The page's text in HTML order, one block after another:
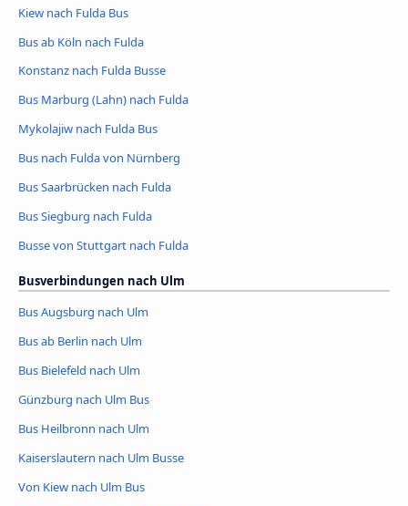
Kiew nach Fulda Bus
Bus ab Köln nach Fulda
Konstanz nach Fulda Busse
Bus Marburg (Lahn) nach Fulda
Mykolajiw nach Fulda Bus
Bus nach Fulda von Nürnberg
Bus Saarbrücken nach Fulda
Bus Siegburg nach Fulda
Busse von Stuttgart nach Fulda
Busverbindungen nach Ulm
Bus Augsburg nach Ulm
Bus ab Berlin nach Ulm
Bus Bielefeld nach Ulm
Günzburg nach Ulm Bus
Bus Heilbronn nach Ulm
Kaiserslautern nach Ulm Busse
Von Kiew nach Ulm Bus